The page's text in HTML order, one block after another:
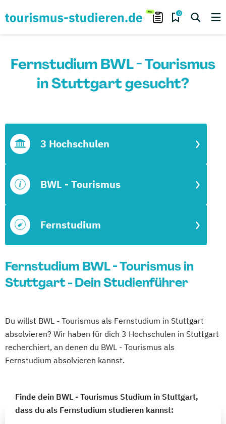
0
Fernstudium BWL - Tourismus
in Stuttgart gesucht?
Fernstudium
BWL - Tourismus
3 Hochschulen
Fernstudium BWL - Tourismus in
Stuttgart - Dein Studienführer
Du willst BWL - Tourismus als Fernstudium in Stuttgart
absolvieren? Wir haben für dich 3 Hochschulen in Stuttgart
recherchiert, an denen du BWL - Tourismus als
Fernstudium absolvieren kannst.
Finde dein BWL - Tourismus Studium in Stuttgart,
dass du als Fernstudium studieren kannst: